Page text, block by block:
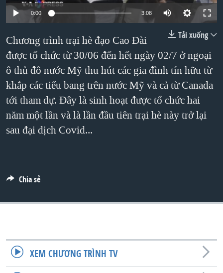
"Tìm"NGƯỜI VIỆT HẢI NGOẠI
KINH TẾ
SỨC KHOẺ
VĂN HOÁ
THỂ THAO
GIÁO DỤC
TẠI
HÀNH TRÌNH BẦU CỬ 2024
MỘT NĂM CHIẾN TRANH TẠI DẢI GAZA
GIẢI MÃ VÀNH ĐAI & CON ĐƯỜNG
NGÀY TỊ NẠN THẾ GIỚI
TRỊNH VĨNH BÌNH - NGƯỜI HẠ 'BÊN THẮNG CUỘC'
GROUND ZERO – XƯA VÀ NAY
CHI PHÍ CHIẾN TRANH AFGHANISTAN
TRỊNH VĨNH BÌNH VS. CHÍNH PHỦ VIỆT NAM
VIDEO
MẠNG XÃ HỘI
Ngôn ngữ khác
0:00 3:08
Tải xuống
Chương trình trại hè đạo Cao Đài
được tổ chức từ 30/06 đến hết ngày 02/7 ở ngoại
ô thủ đô nước Mỹ thu hút các gia đình tín hữu từ
khắp các tiểu bang trên nước Mỹ và cả từ Canada
tới tham dự. Đây là sinh hoạt được tổ chức hai
năm một lần và là lần đầu tiên trại hè này trở lại
sau đại dịch Covid...
Chia sẻ
XEM CHƯƠNG TRÌNH TV